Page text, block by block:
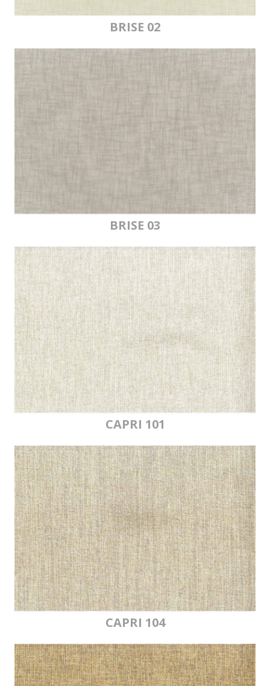
BRISE 02
BRISE 03
CAPRI 101
CAPRI 104